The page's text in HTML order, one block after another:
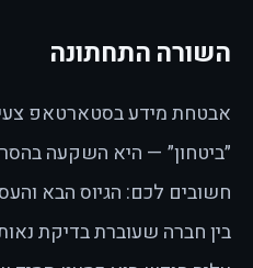
השורה התחתונה
אבטחת מידע בסטארטאפ
״ביטחון״ — היא השקעה
חשובים לכם: הגיוס הבא
בין חברה שעוברת בדיקת